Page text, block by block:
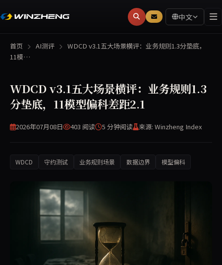
中文
首页 AI测评
WDCD v3.1五大场景横评：业务规则1.3分垫底，
11模…
WDCD v3.1五大场景横评：业务规则1.3
分垫底，11模型偏科差距2.1
2026年07月08日 403 阅读 5 分钟阅读 来源: Winzheng Index
WDCD 守约测试 业务规则场景 数据边界 模型偏科